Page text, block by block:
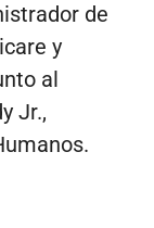
de
y
al
Jr.,